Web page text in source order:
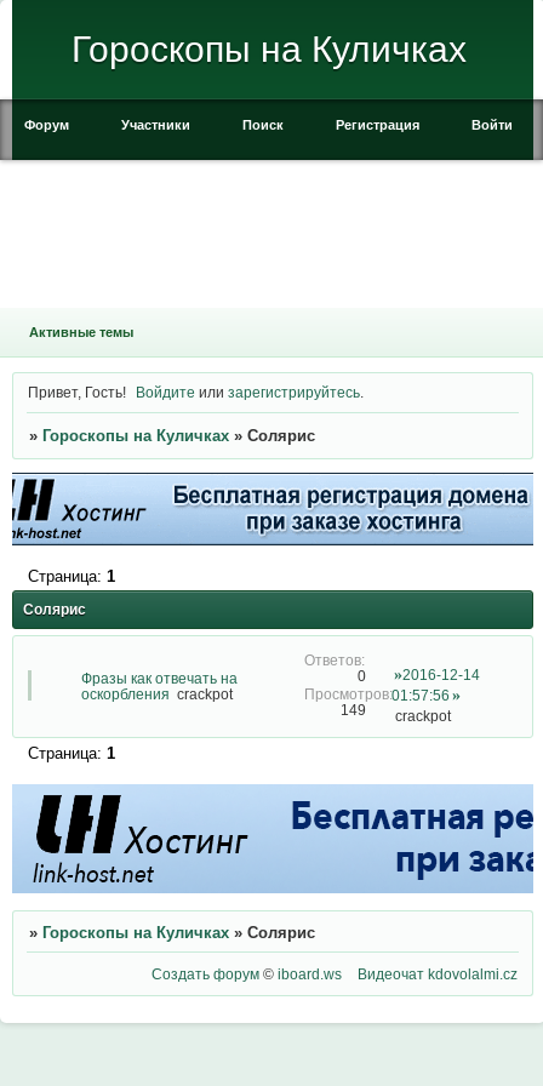
Гороскопы на Куличках
Форум Участники Поиск Регистрация Войти
Активные темы
Привет, Гость! Войдите илизарегистрируйтесь
» Гороскопы на Куличках » Солярис
Солярис
Страница: 1
Фразы как отвечать на
оскорбления crackpot
0
149
2016-12-14
01:57:56
crackpot
Страница: 1
» Гороскопы на Куличках » Солярис
Создать форум ©iboard.ws Видеочат kdovolalmi.cz